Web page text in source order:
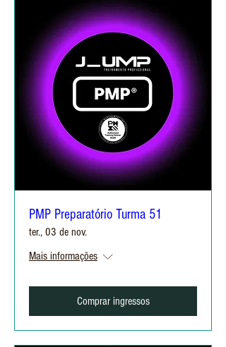
PMP Preparatório Turma 51
ter., 03 de nov.
Mais informações
Comprar ingressos